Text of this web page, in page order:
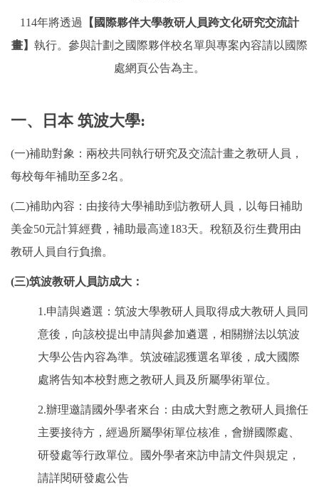
114年將透過
【國際夥伴大學教研人員跨文化研究交流計
畫】 執行。參與計劃之國際夥伴校名單與專案內容請以國際
處網頁公告為主。
一、日本 筑波大學:
(一)補助對象：兩校共同執行研究及交流計畫之教研人員，
每校每年補助至多2名。
(二)補助內容：由接待大學補助到訪教研人員，以每日補助
美金50元計算經費，補助最高達183天。稅額及衍生費用由
教研人員自行負擔。
(三)筑波教研人員訪成大：
1.申請與遴選：筑波大學教研人員取得成大教研人員同
意後，向該校提出申請與參加遴選，相關辦法以筑波
大學公告內容為準。筑波確認獲選名單後，成大國際
處將告知本校對應之教研人員及所屬學術單位。
2.辦理邀請國外學者來台：由成大對應之教研人員擔任
主要接待方，經過所屬學術單位核准，會辦國際處、
研發處等行政單位。國外學者來訪申請文件與規定，
請詳閱研發處公告